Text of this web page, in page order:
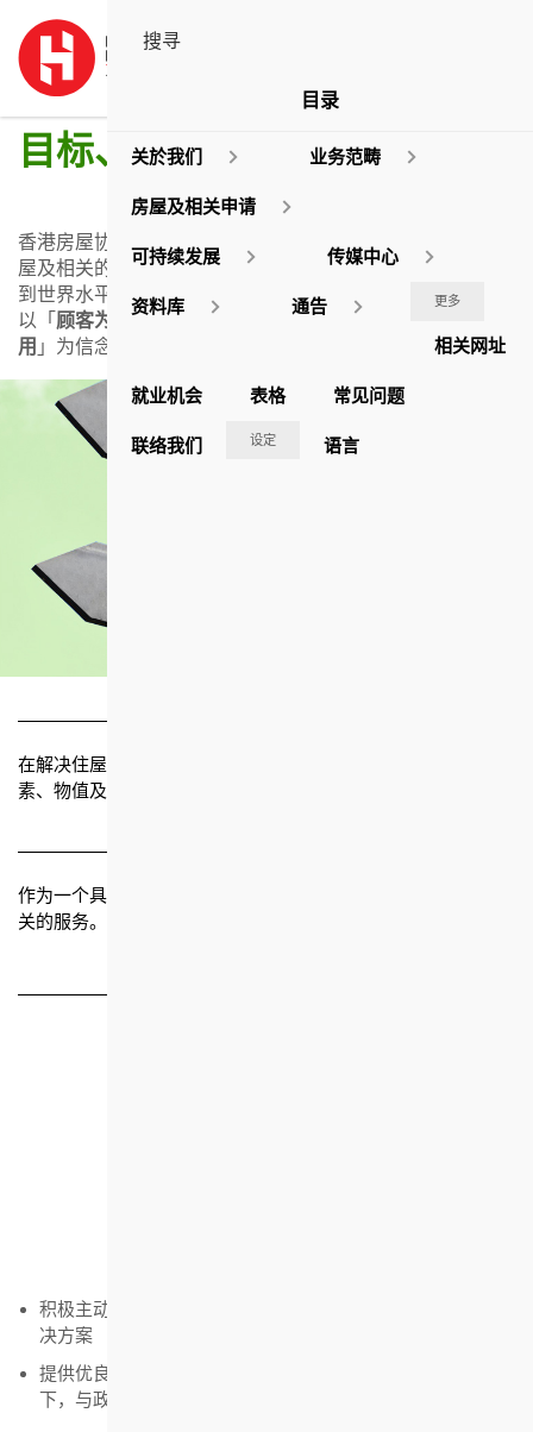
目标、宗旨及信念
香港房屋协会是一个非政府机构，目的是为香港市民提供房
屋及相关的服务。我们致力解决住屋问题和不断创新，以达
到世界水平，并在质素、物值及管理方面占领导地位。我们
以「 顾客为本」、「 」、「人才为基
用 」为信念，实践企业原则。
在解决住屋需求以及创新意念上，要达致世界水平，并在质
素、物值及管理方面占领导地位。
作为一个具社会责任的非官方机构，为香港市民提供房屋及相
关的服务。
积极主动地探寻对住屋有需求的社群，并为其提供更佳的解
决方案
提供优良产品及服务，确保客户高度满意在互惠互利的前提
下，与政府及其他有关机构合作
目录
关於我们 业务范畴
房屋及相关申请
可持续发展 传媒中心
资料库 通告 更多
相关网址
就业机会 表格 常见问题
联络我们 设定 语言